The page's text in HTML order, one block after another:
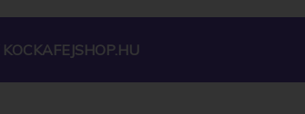
KOCKAFEJSHOP.HU